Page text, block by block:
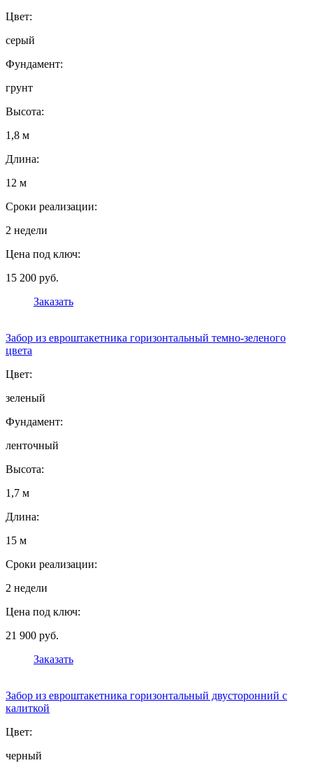
Цвет:
серый
Фундамент:
грунт
Высота:
1,8 м
Длина:
12 м
Сроки реализации:
2 недели
Цена под ключ:
15 200 руб.
Заказать
Забор из евроштакетника горизонтальный темно-зеленого
цвета
Цвет:
зеленый
Фундамент:
ленточный
Высота:
1,7 м
Длина:
15 м
Сроки реализации:
2 недели
Цена под ключ:
21 900 руб.
Заказать
Забор из евроштакетника горизонтальный двусторонний с
калиткой
Цвет:
черный